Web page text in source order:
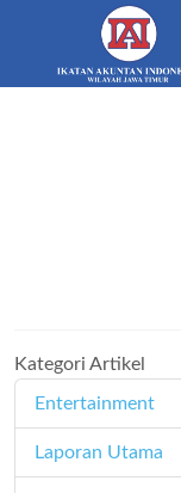
Kategori Artikel
Entertainment
Laporan Utama